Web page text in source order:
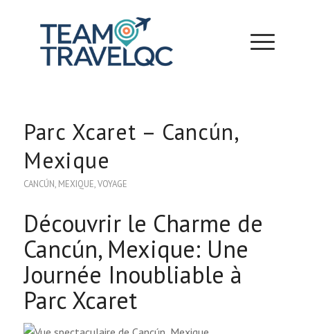
Parc Xcaret – Cancún,
Mexique
CANCÚN, MEXIQUE,VOYAGE
Découvrir le Charme de
Cancún, Mexique: Une
Journée Inoubliable à
Parc Xcaret